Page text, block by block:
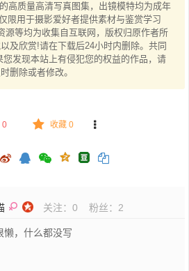
高质量高清写真图集，出镜模特均为成年
限用于摄影爱好者提供素材与鉴赏学习
源等均为收集自互联网，版权归原作者所
及欣赏!请在下载后24小时内删除。共同
发现本站上有侵犯您的权益的作品，请
删除或者修改。
0 收藏 0
关注： 0 粉丝： 2
懒，什么都没写